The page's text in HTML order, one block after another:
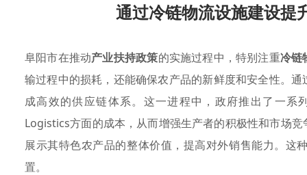
通过冷链物流设施建设提
阜阳市在推动产业扶持政策的实施过程中，特别注重冷链
输过程中的损耗，还能确保农产品的新鲜度和安全性。
成高效的供应链体系。这一进程中，政府推出了一系
Logistics方面的成本，从而增强生产者的积极性和市场竞
展示其特色农产品的整体价值，提高对外销售能力。这
置。